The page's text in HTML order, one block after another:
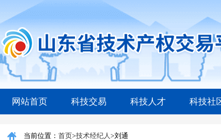
网站首页 科技交易 科技人才 科技社
当前位置： 首页>技术经纪人>刘通